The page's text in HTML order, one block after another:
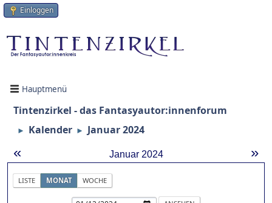
Einloggen
Hauptmenü
Tintenzirkel - das Fantasyautor:innenforum
► Kalender ► Januar 2024
« »
Januar 2024
LISTE MONAT WOCHE